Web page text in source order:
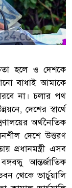
হলে ও দেশকে
বাধাই আমাকে
না। চলার পথ
দেশের স্বার্থে
অর্থনৈতিক
দেশে উত্তরণ
প্রধানমন্ত্রী এসব
আন্তর্জাতিক
থেকে ভার্চুয়ালি